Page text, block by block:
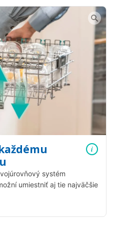
i
systém
umiestniť aj tie najväčšie